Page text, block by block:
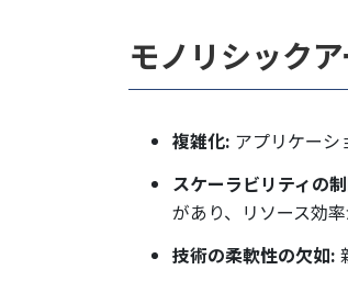
モノリシック
複雑化: アプリケーシ
スケーラビリティの
があり、リソース効率
技術の柔軟性の欠如: